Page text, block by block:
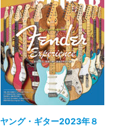
ヤング・ギター2023年８